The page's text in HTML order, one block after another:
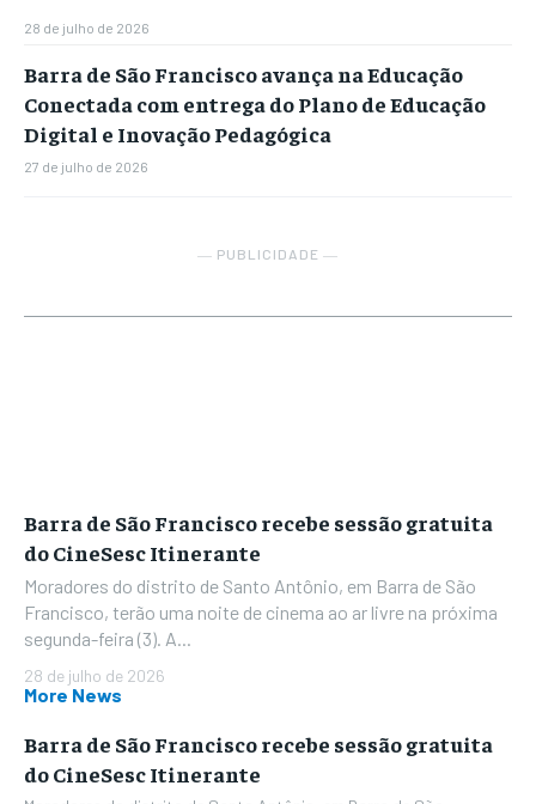
28 de julho de 2026
Barra de São Francisco avança na Educação
Conectada com entrega do Plano de Educação
Digital e Inovação Pedagógica
27 de julho de 2026
― PUBLICIDADE ―
Barra de São Francisco recebe sessão gratuita
do CineSesc Itinerante
Moradores do distrito de Santo Antônio, em Barra de São
Francisco, terão uma noite de cinema ao ar livre na próxima
segunda-feira (3). A...
28 de julho de 2026
More News
Barra de São Francisco recebe sessão gratuita
do CineSesc Itinerante